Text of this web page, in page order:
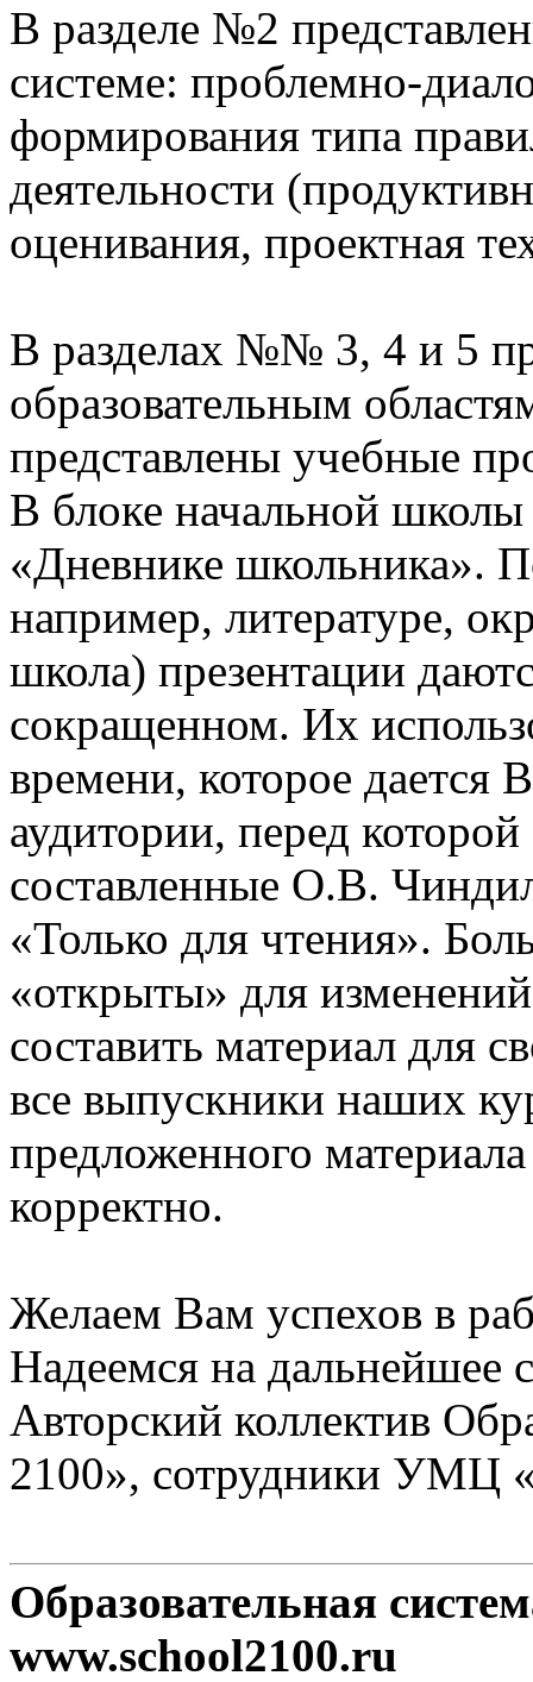
В разделе №2
системе: проблемно-
формирования типа
деятельности
оценивания, проектная
В разделах №№ 3, 4 и 5
образовательным
представлены учебные
В блоке начальной
«Дневнике школьника».
например, литературе,
школа) презентации
сокращенном. Их
времени, которое дается
аудитории, перед
составленные О.В.
«Только для чтения».
«открыты» для
составить материал для
все выпускники наших
предложенного
корректно.
Желаем Вам успехов в
Надеемся на дальнейшее
Авторский коллектив
2100», сотрудники УМЦ
Образовательная
www.school2100.ru